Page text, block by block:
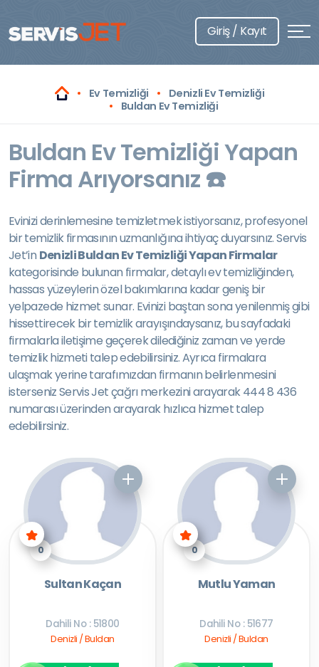
Giriş / Kayıt
Ev Temizliği
Denizli Ev Temizliği
Buldan Ev Temizliği
Buldan Ev Temizliği Yapan
Firma Arıyorsanız ☎️
Evinizi derinlemesine temizletmek istiyorsanız, profesyonel
bir temizlik firmasının uzmanlığına ihtiyaç duyarsınız. Servis
Jet’in Denizli Buldan Ev Temizliği Yapan Firmalar
kategorisinde bulunan firmalar, detaylı ev temizliğinden,
hassas yüzeylerin özel bakımlarına kadar geniş bir
yelpazede hizmet sunar. Evinizi baştan sona yenilenmiş gibi
hissettirecek bir temizlik arayışındaysanız, bu sayfadaki
firmalarla iletişime geçerek dilediğiniz zaman ve yerde
temizlik hizmeti talep edebilirsiniz. Ayrıca firmalara
ulaşmak yerine tarafımızdan firmanın belirlenmesini
isterseniz Servis Jet çağrı merkezini arayarak 444 8 436
numarası üzerinden arayarak hızlıca hizmet talep
edebilirsiniz.
0
Sultan Kaçan
Dahili No : 51800
Denizli / Buldan
0
Mutlu Yaman
Dahili No : 51677
Denizli / Buldan